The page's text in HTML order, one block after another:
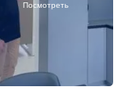
Посмотреть